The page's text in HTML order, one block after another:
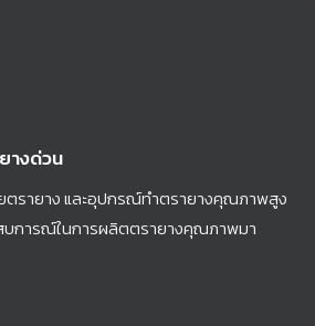
างด่วน
ตรายาง และอุปกรณ์ทำตรายางคุณภาพสูง
บการณ์ในการผลิตตรายางคุณภาพมา